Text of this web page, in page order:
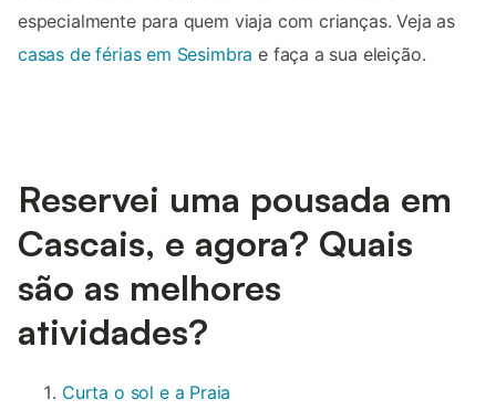
especialmente para quem viaja com crianças. Veja as
casas de férias em Sesimbra e faça a sua eleição.
Reservei uma pousada em
Cascais, e agora? Quais
são as melhores
atividades?
Curta o sol e a Praia